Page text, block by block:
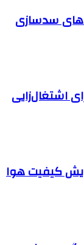
سدسازی
اشتغال‌زایی
کیفیت هوا